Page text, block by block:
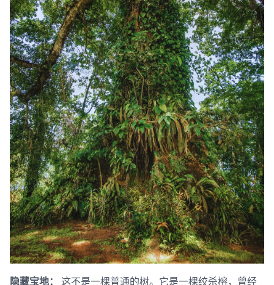
隐藏宝地：
这不是一棵普通的树。它是一棵绞杀榕，曾经